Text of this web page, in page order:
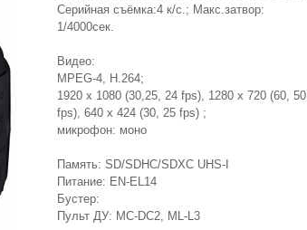
Серийная съёмка:4 к/с.; Макс.затвор:
1/4000сек.
Видео:
MPEG-4, H.264;
1920 x 1080 (30,25, 24 fps), 1280 x 720 (60, 50
fps), 640 x 424 (30, 25 fps) ;
микрофон: моно
Память: SD/SDHC/SDXC UHS-I
Питание: EN-EL14
Бустер:
Пульт ДУ: MC-DC2, ML-L3